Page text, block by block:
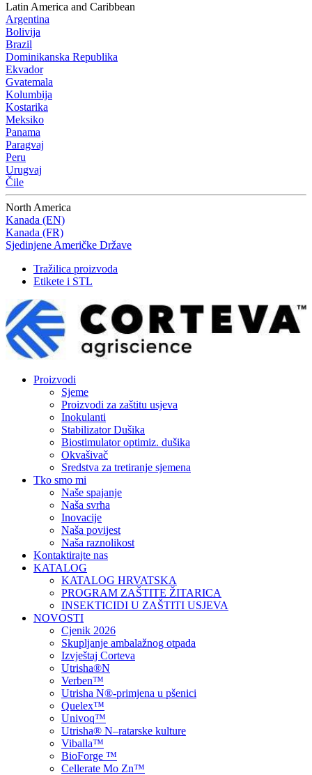
Latin America and Caribbean
Argentina
Bolivija
Brazil
Dominikanska Republika
Ekvador
Gvatemala
Kolumbija
Kostarika
Meksiko
Panama
Paragvaj
Peru
Urugvaj
Čile
North America
Kanada (EN)
Kanada (FR)
Sjedinjene Američke Države
Tražilica proizvoda
Etikete i STL
Proizvodi
Sjeme
Proizvodi za zaštitu usjeva
Inokulanti
Stabilizator Dušika
Biostimulator optimiz. dušika
Okvašivač
Sredstva za tretiranje sjemena
Tko smo mi
Naše spajanje
Naša svrha
Inovacije
Naša povijest
Naša raznolikost
Kontaktirajte nas
KATALOG
KATALOG HRVATSKA
PROGRAM ZAŠTITE ŽITARICA
INSEKTICIDI U ZAŠTITI USJEVA
NOVOSTI
Cjenik 2026
Skupljanje ambalažnog otpada
Izvještaj Corteva
Utrisha®N
Verben™
Utrisha N®-primjena u pšenici
Quelex™
Univoq™
Utrisha® N–ratarske kulture
Viballa™
BioForge ™
Cellerate Mo Zn™